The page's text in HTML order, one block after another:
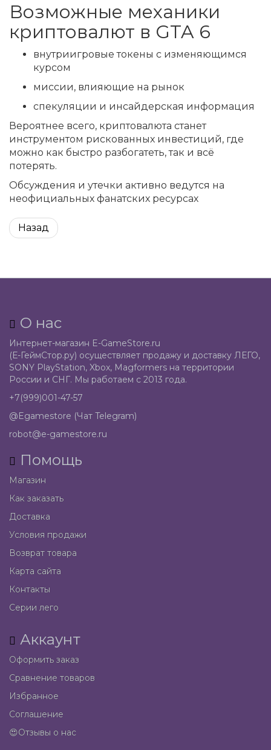
Возможные механики
криптовалют в GTA 6
внутриигровые токены с изменяющимся
курсом
миссии, влияющие на рынок
спекуляции и инсайдерская информация
Вероятнее всего, криптовалюта станет
инструментом рискованных инвестиций, где
можно как быстро разбогатеть, так и всё
потерять.
Обсуждения и утечки активно ведутся на
неофициальных фанатских ресурсах
Назад
О нас
Интернет-магазин E-GameStore.ru
(Е-ГеймСтор.ру) осуществляет продажу и доставку ЛЕГО,
SONY PlayStation, Xbox, Magformers на территории
России и СНГ. Мы работаем с 2013 года.
+7(999)001-47-57
@Egamestore (Чат Telegram)
robot@e-gamestore.ru
Помощь
Магазин
Как заказать
Доставка
Условия продажи
Возврат товара
Карта сайта
Контакты
Серии лего
Аккаунт
Оформить заказ
Сравнение товаров
Избранное
Соглашение
😍Отзывы о нас